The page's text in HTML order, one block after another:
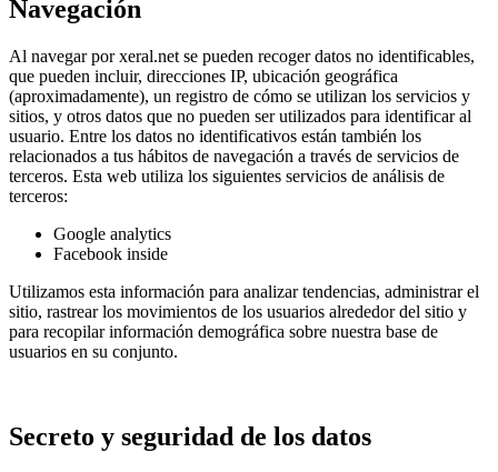
Navegación
Al navegar por xeral.net se pueden recoger datos no identificables,
que pueden incluir, direcciones IP, ubicación geográfica
(aproximadamente), un registro de cómo se utilizan los servicios y
sitios, y otros datos que no pueden ser utilizados para identificar al
usuario. Entre los datos no identificativos están también los
relacionados a tus hábitos de navegación a través de servicios de
terceros. Esta web utiliza los siguientes servicios de análisis de
terceros:
Google analytics
Facebook inside
Utilizamos esta información para analizar tendencias, administrar el
sitio, rastrear los movimientos de los usuarios alrededor del sitio y
para recopilar información demográfica sobre nuestra base de
usuarios en su conjunto.
Secreto y seguridad de los datos